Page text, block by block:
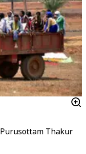
Purusottam Thakur